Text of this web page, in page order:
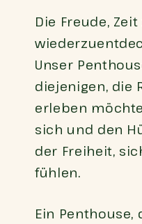
Die Freude,
Unser
diejenigen, die
erleben
sich und den
der Freiheit,
fühlen.
Ein Penthouse,